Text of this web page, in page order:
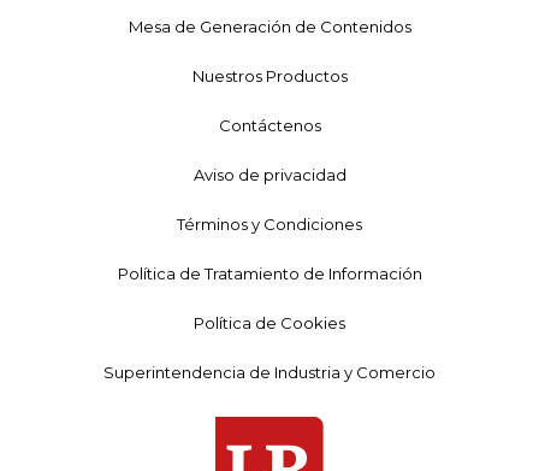
Mesa de Generación de Contenidos
Nuestros Productos
Contáctenos
Aviso de privacidad
Términos y Condiciones
Política de Tratamiento de Información
Política de Cookies
Superintendencia de Industria y Comercio